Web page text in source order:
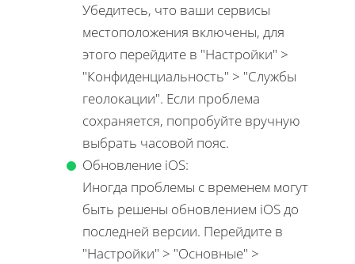
Убедитесь, что ваши сервисы
местоположения включены, для
этого перейдите в "Настройки" >
"Конфиденциальность" > "Службы
геолокации". Если проблема
сохраняется, попробуйте вручную
выбрать часовой пояс.
Обновление iOS:
Иногда проблемы с временем могут
быть решены обновлением iOS до
последней версии. Перейдите в
"Настройки" > "Основные" >